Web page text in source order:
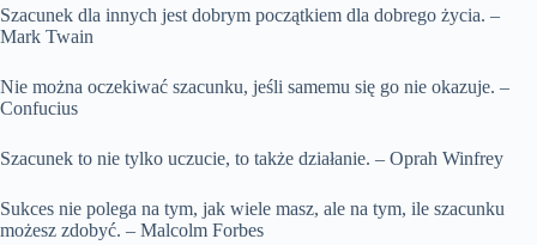
Szacunek dla innych jest dobrym początkiem dla dobrego życia. –
Mark Twain
Nie można oczekiwać szacunku, jeśli samemu się go nie okazuje. –
Confucius
Szacunek to nie tylko uczucie, to także działanie. – Oprah Winfrey
Sukces nie polega na tym, jak wiele masz, ale na tym, ile szacunku
możesz zdobyć. – Malcolm Forbes